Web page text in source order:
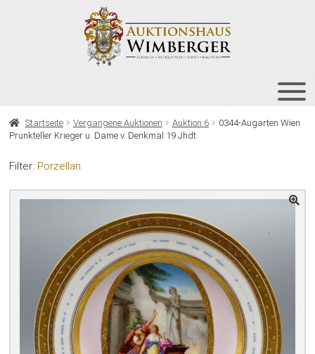
HOME
KONTAKT
NEWSLETTER
Startseite Vergangene Auktionen Auktion 6
0344-Augarten Wien
Prunkteller Krieger u. Dame v. Denkmal 19 Jhdt.
Filter: Porzellan